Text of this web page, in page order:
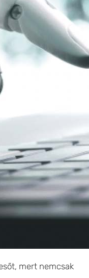
mert nemcsak